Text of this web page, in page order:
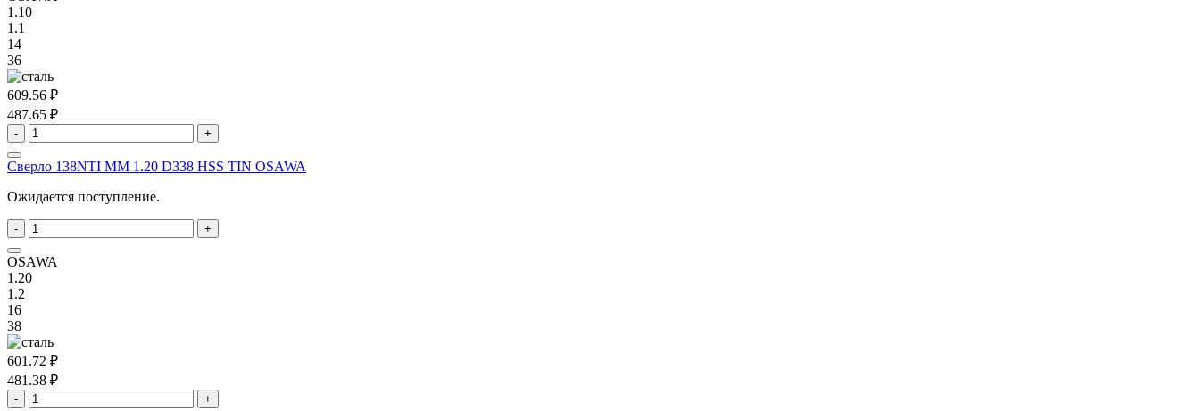
1.10
1.1
14
36
609.56 ₽
487.65 ₽
- +
Сверло 138NTI MM 1.20 D338 HSS TIN OSAWA
Ожидается поступление.
- +
OSAWA
1.20
1.2
16
38
601.72 ₽
481.38 ₽
- +